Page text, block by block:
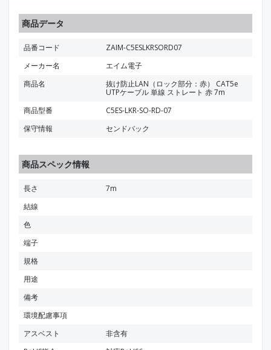
商品データ
品番コード
ZAIM-C5ESLKRSORD07
メーカー名
エイム電子
商品名
抜け防止LAN（ロック部分：赤） CAT5e
UTPケーブル 単線 ストレート 赤 7m
商品型番
C5ES-LKR-SO-RD-07
保守情報
センドバック
商品スペック情報
長さ
7m
結線
色
端子
規格
用途
備考
環境配慮事項
アスベスト
非含有